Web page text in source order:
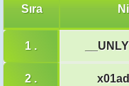
Sıra
1 .
2 .